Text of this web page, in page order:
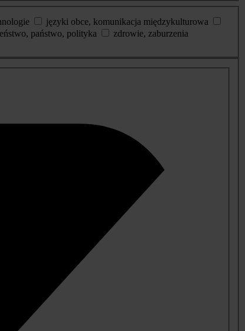
języki obce, komunikacja międzykulturowa
państwo, polityka
zdrowie, zaburzenia